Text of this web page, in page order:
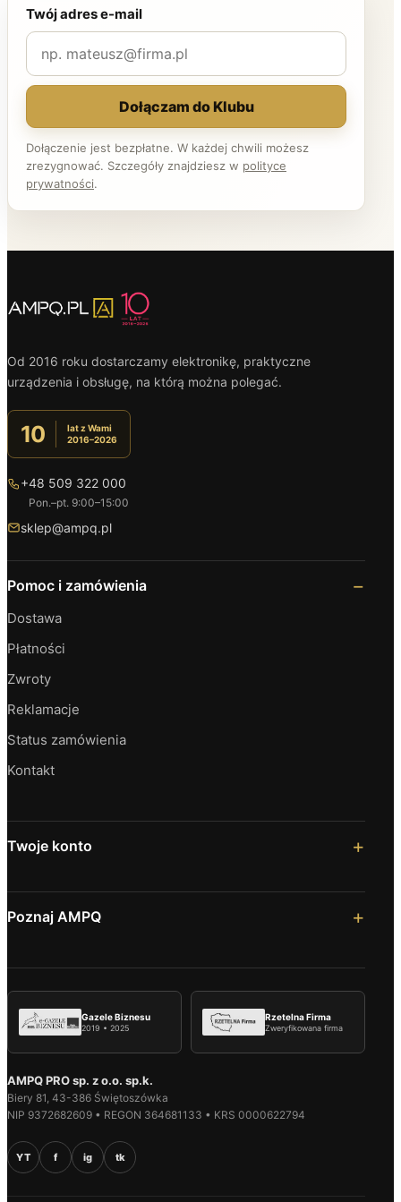
Twój adres e-mail
Dołączam do Klubu
Dołączenie jest bezpłatne. W każdej chwili możesz
zrezygnować. Szczegóły znajdziesz w polityce
prywatności.
Od 2016 roku dostarczamy elektronikę, praktyczne
urządzenia i obsługę, na którą można polegać.
10
lat z Wami
2016–2026
+48 509 322 000
Pon.–pt. 9:00–15:00
sklep@ampq.pl
Pomoc i zamówienia
Dostawa
Płatności
Zwroty
Reklamacje
Status zamówienia
Kontakt
Twoje konto
Poznaj AMPQ
Gazele Biznesu
2019 • 2025
Rzetelna Firma
Zweryfikowana firma
AMPQ PRO sp. z o.o. sp.k.
Biery 81, 43-386 Świętoszówka
NIP 9372682609 • REGON 364681133 • KRS 0000622794
YT f ig tk